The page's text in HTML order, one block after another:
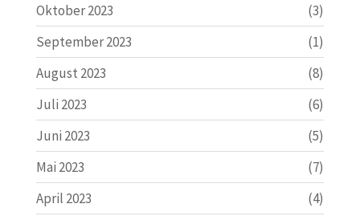
Oktober 2023
(3)
September 2023
(1)
August 2023
(8)
Juli 2023
(6)
Juni 2023
(5)
Mai 2023
(7)
April 2023
(4)